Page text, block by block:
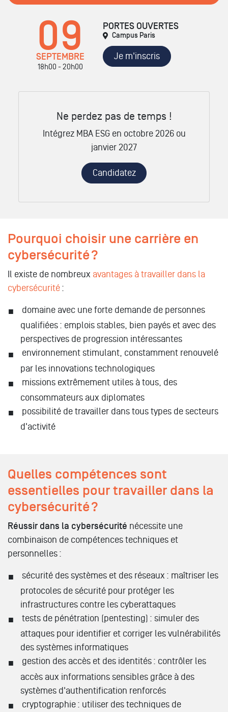
09
SEPTEMBRE
18h00 - 20h00
PORTES OUVERTES
Campus Paris
Je m'inscris
Ne perdez pas de temps !
Intégrez MBA ESG en octobre 2026 ou
janvier 2027
Candidatez
Pourquoi choisir une carrière en
cybersécurité ?
Il existe de nombreux avantages à travailler dans la
cybersécurité :
domaine avec une forte demande de personnes
qualifiées : emplois stables, bien payés et avec des
perspectives de progression intéressantes
environnement stimulant, constamment renouvelé
par les innovations technologiques
missions extrêmement utiles à tous, des
consommateurs aux diplomates
possibilité de travailler dans tous types de secteurs
d'activité
Quelles compétences sont
essentielles pour travailler dans la
cybersécurité ?
Réussir dans la cybersécurité nécessite une
combinaison de compétences techniques et
personnelles :
sécurité des systèmes et des réseaux : maîtriser les
protocoles de sécurité pour protéger les
infrastructures contre les cyberattaques
tests de pénétration (pentesting) : simuler des
attaques pour identifier et corriger les vulnérabilités
des systèmes informatiques
gestion des accès et des identités : contrôler les
accès aux informations sensibles grâce à des
systèmes d'authentification renforcés
cryptographie : utiliser des techniques de